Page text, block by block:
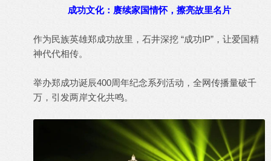
成功文化：赓续家国情怀，擦亮故里名片
作为民族英雄郑成功故里，石井深挖 “成功IP”，让爱国精
神代代相传。
举办郑成功诞辰400周年纪念系列活动，全网传播量破千
万，引发两岸文化共鸣。